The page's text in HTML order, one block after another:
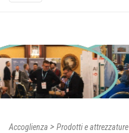
Accoglienza > Prodotti e attrezzature